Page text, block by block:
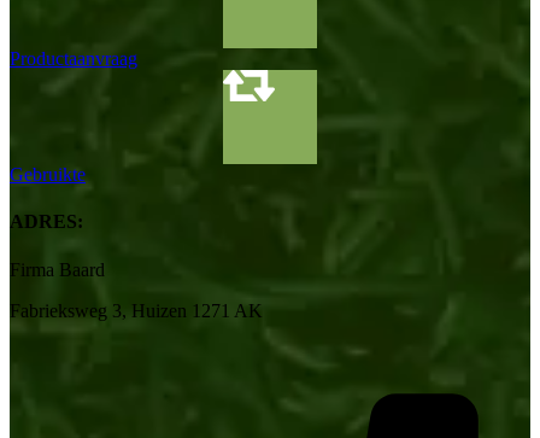
Productaanvraag
Gebruikte
ADRES:
Firma Baard
Fabrieksweg 3, Huizen 1271 AK